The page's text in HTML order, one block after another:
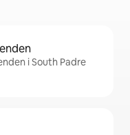
i South Padre